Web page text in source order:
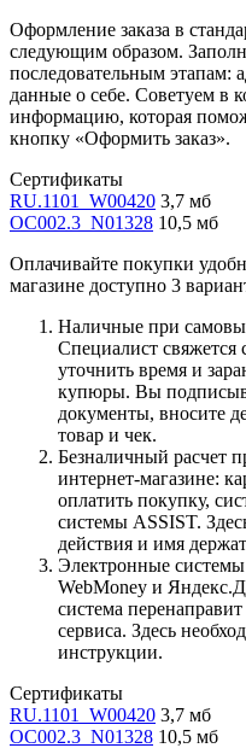
Оформление заказа в
следующим образом.
последовательным этапам:
данные о себе. Советуем в
информацию, которая
кнопку «Оформить заказ».
Сертификаты
RU.1101_W00420 3,7 мб
OC002.3_N01328 10,5 мб
Оплачивайте покупки
магазине доступно 3
Наличные при
Специалист свяжется
уточнить время и
купюры. Вы
документы, вносите
товар и чек.
Безналичный расчет
интернет-магазине:
оплатить покупку,
системы ASSIST.
действия и имя
Электронные системы
WebMoney и
система
сервиса. Здесь
инструкции.
Сертификаты
RU.1101_W00420 3,7 мб
OC002.3_N01328 10,5 мб